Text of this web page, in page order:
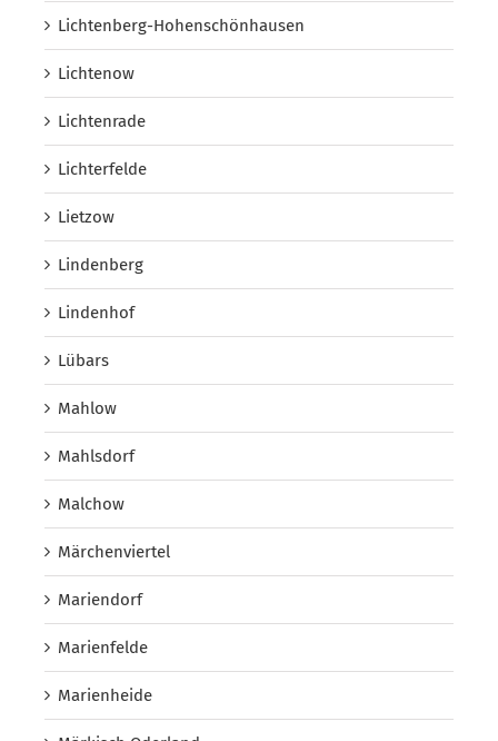
Lichtenberg-Hohenschönhausen
Lichtenow
Lichtenrade
Lichterfelde
Lietzow
Lindenberg
Lindenhof
Lübars
Mahlow
Mahlsdorf
Malchow
Märchenviertel
Mariendorf
Marienfelde
Marienheide